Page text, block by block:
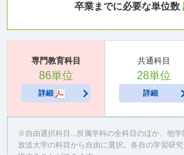
卒業までに必要な単位数
専門教育科目
86単位
詳細
共通科目
28単位
詳細
※自由選択科目...所属学科の全科目のほか、他学
放送大学の科目から自由に選択。各自の学習研